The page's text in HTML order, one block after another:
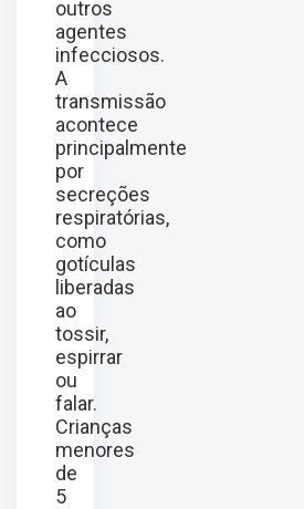
outros
agentes
infecciosos.
A
transmissão
acontece
principalmente
por
secreções
respiratórias,
como
gotículas
liberadas
ao
tossir,
espirrar
ou
falar.
Crianças
menores
de
5